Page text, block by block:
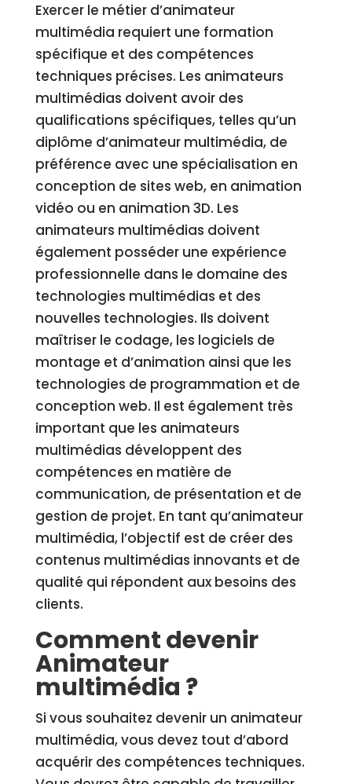
Exercer le métier d’animateur
multimédia requiert une formation
spécifique et des compétences
techniques précises. Les animateurs
multimédias doivent avoir des
qualifications spécifiques, telles qu’un
diplôme d’animateur multimédia, de
préférence avec une spécialisation en
conception de sites web, en animation
vidéo ou en animation 3D. Les
animateurs multimédias doivent
également posséder une expérience
professionnelle dans le domaine des
technologies multimédias et des
nouvelles technologies. Ils doivent
maîtriser le codage, les logiciels de
montage et d’animation ainsi que les
technologies de programmation et de
conception web. Il est également très
important que les animateurs
multimédias développent des
compétences en matière de
communication, de présentation et de
gestion de projet. En tant qu’animateur
multimédia, l’objectif est de créer des
contenus multimédias innovants et de
qualité qui répondent aux besoins des
clients.
Comment devenir
Animateur
multimédia ?
Si vous souhaitez devenir un animateur
multimédia, vous devez tout d’abord
acquérir des compétences techniques.